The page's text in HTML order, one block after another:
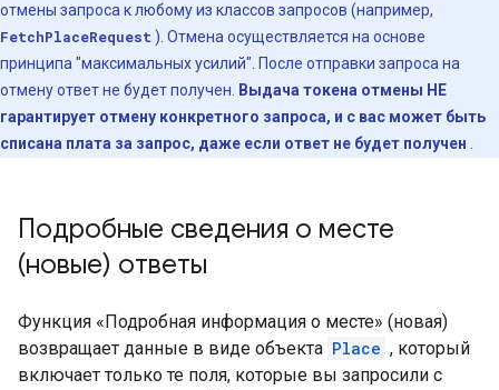
отмены запроса к любому из классов запросов (например,
FetchPlaceRequest ). Отмена осуществляется на основе
принципа "максимальных усилий". После отправки запроса на
отмену ответ не будет получен.
Выдача токена отмены НЕ
гарантирует отмену конкретного запроса, и с вас может быть
списана плата за запрос, даже если ответ не будет получен
Подробные сведения о месте
(новые) ответы
Функция «Подробная информация о месте» (новая)
возвращает данные в виде объекта Place , который
включает только те поля, которые вы запросили с